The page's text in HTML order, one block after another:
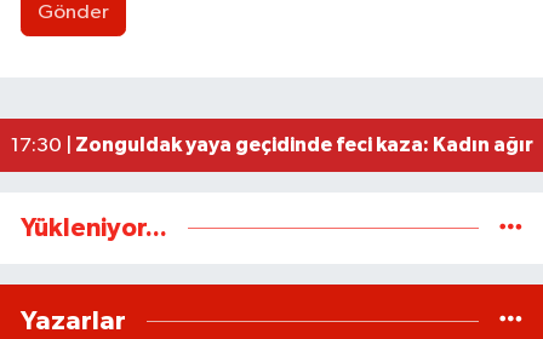
Gönder
21:53 |Zonguldakspor eski Başkanı Rıza Kerim
17:30 | Zonguldak yaya geçidinde feci kaza: Kadın ağır
Yükleniyor...
Yazarlar